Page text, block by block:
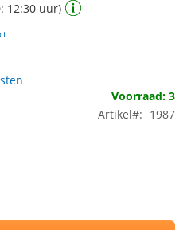
12:30 uur)
Voorraad: 3
Artikel
1987